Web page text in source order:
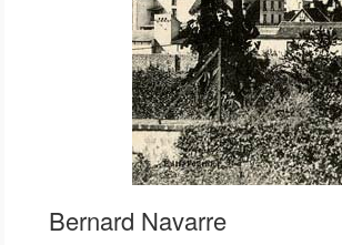
Bernard Navarre